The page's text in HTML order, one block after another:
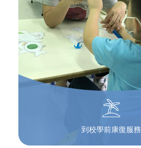
到校學前康復服務